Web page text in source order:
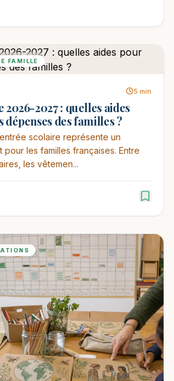
FAMILLE
5 min
2026-2027 : quelles aides
des familles ?
scolaire représente un
les familles françaises. Entre
les vêtemen...